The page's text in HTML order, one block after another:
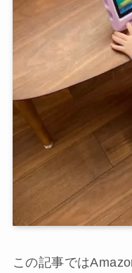
この記事では